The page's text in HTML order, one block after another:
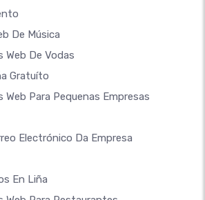
De Música
Web De Vodas
Gratuíto
Web Para Pequenas Empresas
Electrónico Da Empresa
En Liña